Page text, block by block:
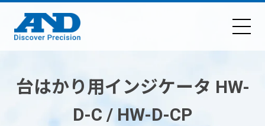
台はかり用インジケータ HW-
D-C / HW-D-CP